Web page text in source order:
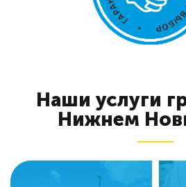
Наши услуги
Нижнем